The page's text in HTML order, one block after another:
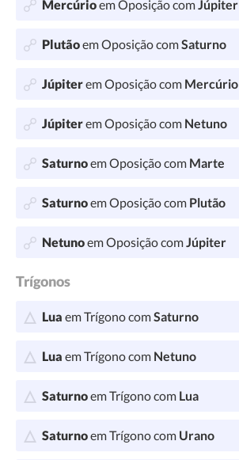
Mercúrioem Oposição comJúpiter
Plutãoem Oposição comSaturno
Júpiterem Oposição com Mercúrio
Júpiterem Oposição com Netuno
Saturnoem Oposição com Marte
Saturnoem Oposição com Plutão
Netunoem Oposição comJúpiter
Trígonos
Lua em Trígono comSaturno
Lua em Trígono com Netuno
Saturnoem Trígono com Lua
Saturnoem Trígono com Urano